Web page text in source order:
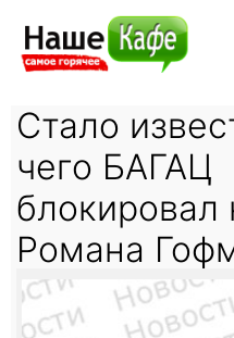
Стало
чего БАГАЦ
блокировал
Романа